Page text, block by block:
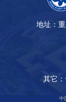
地址：
其它
中